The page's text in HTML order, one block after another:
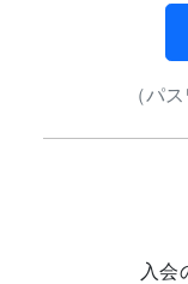
（パ
入会